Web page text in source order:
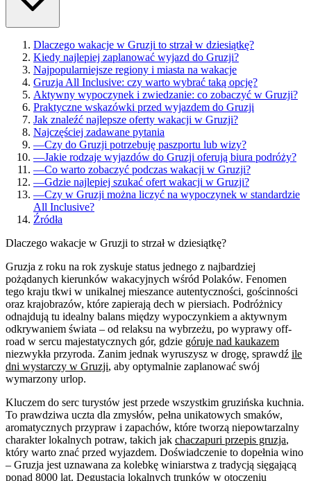
Dlaczego wakacje w Gruzji to strzał w dziesiątkę?
Kiedy najlepiej zaplanować wyjazd do Gruzji?
Najpopularniejsze regiony i miasta na wakacje
Gruzja All Inclusive: czy warto wybrać taką opcję?
Aktywny wypoczynek i zwiedzanie: co zobaczyć w Gruzji?
Praktyczne wskazówki przed wyjazdem do Gruzji
Jak znaleźć najlepsze oferty wakacji w Gruzji?
Najczęściej zadawane pytania
—Czy do Gruzji potrzebuję paszportu lub wizy?
—Jakie rodzaje wyjazdów do Gruzji oferują biura podróży?
—Co warto zobaczyć podczas wakacji w Gruzji?
—Gdzie najlepiej szukać ofert wakacji w Gruzji?
—Czy w Gruzji można liczyć na wypoczynek w standardzie
All Inclusive?
Źródła
Dlaczego wakacje w Gruzji to strzał w dziesiątkę?
Gruzja z roku na rok zyskuje status jednego z najbardziej
pożądanych kierunków wakacyjnych wśród Polaków. Fenomen
tego kraju tkwi w unikalnej mieszance autentyczności, gościnności
oraz krajobrazów, które zapierają dech w piersiach. Podróżnicy
odnajdują tu idealny balans między wypoczynkiem a aktywnym
odkrywaniem świata – od relaksu na wybrzeżu, po wyprawy off-
road w sercu majestatycznych gór, gdzie góruje nad kaukazem
niezwykła przyroda. Zanim jednak wyruszysz w drogę, sprawdź ile
dni wystarczy w Gruzji, aby optymalnie zaplanować swój
wymarzony urlop.
Kluczem do serc turystów jest przede wszystkim gruzińska kuchnia.
To prawdziwa uczta dla zmysłów, pełna unikatowych smaków,
aromatycznych przypraw i zapachów, które tworzą niepowtarzalny
charakter lokalnych potraw, takich jak chaczapuri przepis gruzja,
który warto znać przed wyjazdem. Doświadczenie to dopełnia wino
– Gruzja jest uznawana za kolebkę winiarstwa z tradycją sięgającą
ponad 8000 lat. Degustacja lokalnych trunków w otoczeniu